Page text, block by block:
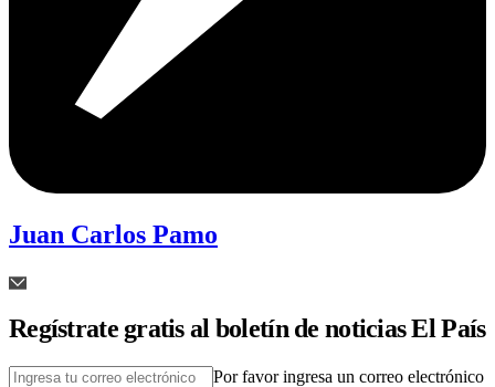
Juan Carlos Pamo
Regístrate gratis al boletín de noticias El País
Por favor ingresa un correo electrónico